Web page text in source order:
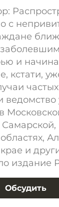
с
и
кстати,
ведомство
и
издание
Обсудить